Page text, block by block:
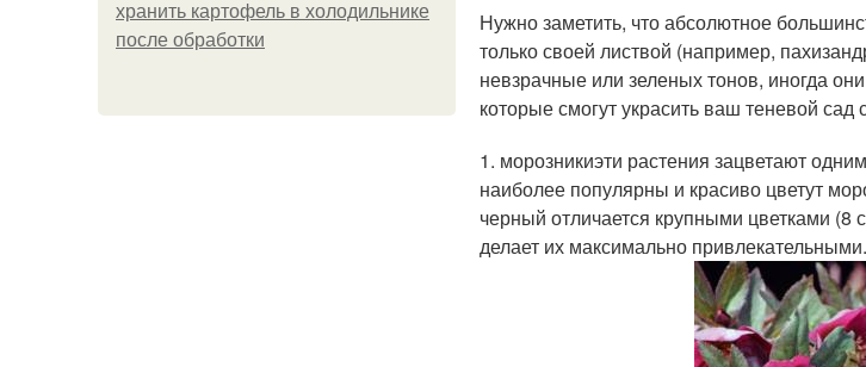
хранить картофель в холодильнике
после обработки
Нужно заметить, что абсолютное
только своей листвой (например,
невзрачные или зеленых тонов, иногда
которые смогут украсить ваш теневой
1. морозникиэти растения зацветают
наиболее популярны и красиво цветут
черный отличается крупными цветками (8
делает их максимально привлекательными.